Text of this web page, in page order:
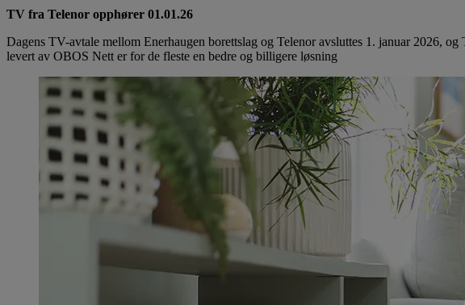
TV fra Telenor opphører 01.01.26
Dagens TV-avtale mellom Enerhaugen borettslag og Telenor avsluttes 1. januar 2026,
levert av OBOS Nett er for de fleste en bedre og billigere løsning